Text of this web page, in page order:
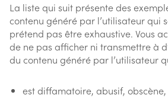
La liste qui suit présente des
contenu généré par l’utilisateur qui
prétend pas être exhaustive. Vous
de ne pas afficher ni transmettre à
du contenu généré par l’utilisateur
est diffamatoire, abusif,